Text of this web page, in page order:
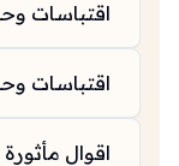
اقتباسات
اقتباسات
اقوال